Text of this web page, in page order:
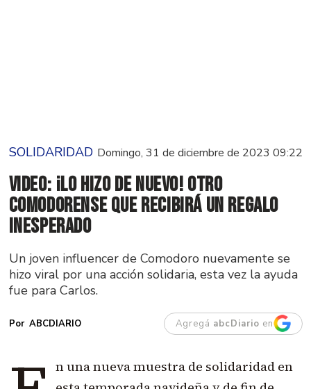
SOLIDARIDAD Domingo, 31 de diciembre de 2023 09:22
Video: ¡Lo hizo de nuevo! Otro
comodorense que recibirá un regalo
inesperado
Un joven influencer de Comodoro nuevamente se
hizo viral por una acción solidaria, esta vez la ayuda
fue para Carlos.
ABCDIARIO Agregá abcDiario en
n una nueva muestra de solidaridad en